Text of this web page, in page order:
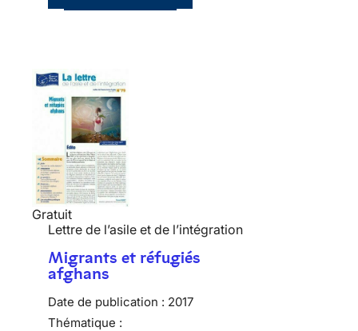
Gratuit
Lettre de l’asile et de l’intégration
Migrants et réfugiés
afghans
Date de publication : 2017
Thématique :